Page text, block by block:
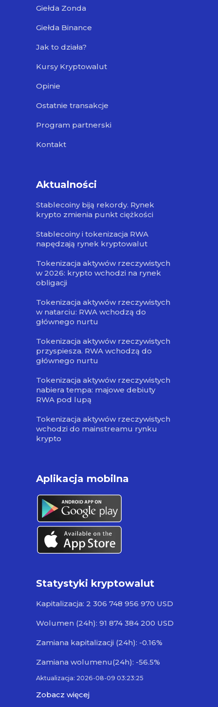
Giełda Zonda
Giełda Binance
Jak to działa?
Kursy Kryptowalut
Opinie
Ostatnie transakcje
Program partnerski
Kontakt
Aktualności
Stablecoiny biją rekordy. Rynek
krypto zmienia punkt ciężkości
Stablecoiny i tokenizacja RWA
napędzają rynek kryptowalut
Tokenizacja aktywów rzeczywistych
w 2026: krypto wchodzi na rynek
obligacji
Tokenizacja aktywów rzeczywistych
w natarciu: RWA wchodzą do
głównego nurtu
Tokenizacja aktywów rzeczywistych
przyspiesza. RWA wchodzą do
głównego nurtu
Tokenizacja aktywów rzeczywistych
nabiera tempa: majowe debiuty
RWA pod lupą
Tokenizacja aktywów rzeczywistych
wchodzi do mainstreamu rynku
krypto
Aplikacja mobilna
Statystyki kryptowalut
Kapitalizacja: 2 306 748 956 970 USD
Wolumen (24h): 91 874 384 200 USD
Zamiana kapitalizacji (24h): -0.16%
Zamiana wolumenu(24h): -56.5%
Aktualizacja: 2026-08-09 03:23:25
Zobacz więcej